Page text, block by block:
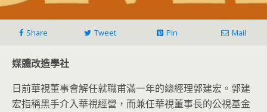
Share Tweet Pin Mail
媒體改造學社
日前華視董事會解任就職甫滿一年的總經理郭建宏。郭建
宏指稱黑手介入華視經營，而兼任華視董事長的公視基金